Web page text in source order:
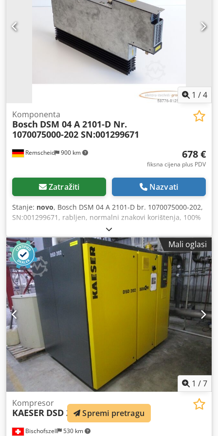
1 /4
Remscheid 900 km
Komponenta
Bosch DSM 04 A 2101-D Nr.
1070075000-202 SN:001299671
678 €
fiksna cijena plus PDV
Zatražiti Nazvati
Stanje: novo, Bosch DSM 04 A 2101-D br. 1070075000-202,
SN:001299671, rabljen, normalni znakovi korištenja, 100%
ispravan, opseg isporuke kao na slikama Chjdoi D T Umjpfx
Ak Usa
Mali oglasi
1 /7
Bischofszell 530 km
Kompresor
KAESER DSD 202 Spremi pretragu